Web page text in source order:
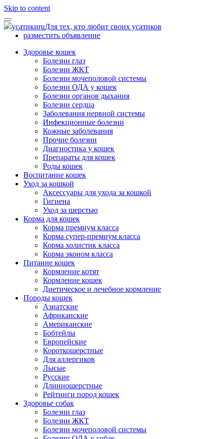
Skip to content
усатикиruДля тех, кто любит своих усатиков
разместить объявление
Здоровье кошек
Болезни глаз
Болезни ЖКТ
Болезни мочеполовой системы
Болезни ОДА у кошек
Болезни органов дыхания
Болезни сердца
Заболевания нервной системы
Инфекционные болезни
Кожные заболевания
Прочие болезни
Диагностика у кошек
Препараты для кошек
Роды кошек
Воспитание кошек
Уход за кошкой
Аксессуары для ухода за кошкой
Гигиена
Уход за шерстью
Корма для кошек
Корма премиум класса
Корма супер-премиум класса
Корма холистик класса
Корма эконом класса
Питание кошек
Кормление котят
Кормление кошек
Диетическое и лечебное кормление
Породы кошек
Азиатские
Африканские
Американские
Бобтейлы
Европейские
Короткошерстные
Для аллергиков
Лысые
Русские
Длинношерстные
Рейтинги пород кошек
Здоровье собак
Болезни глаз
Болезни ЖКТ
Болезни мочеполовой системы